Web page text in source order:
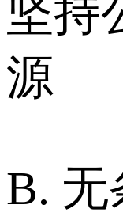
坚持
源
B. 无